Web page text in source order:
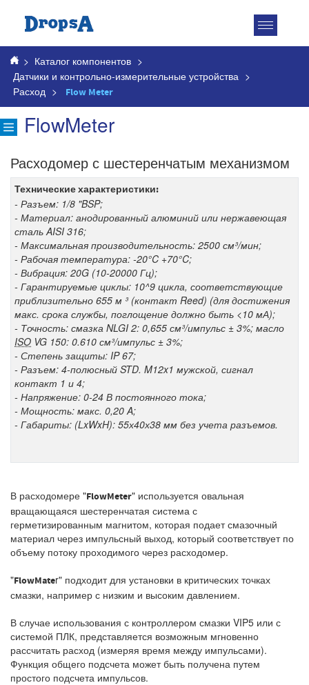
Toggle
> Каталог компонентов >
Датчики и контрольно-измерительные устройства >
Расход > Flow Meter
FlowMeter
Расходомер с шестеренчатым механизмом
Технические характеристики:
- Разъем: 1/8 "BSP;
- Материал: анодированный алюминий или нержавеющая
сталь AISI 316;
- Максимальная производительность: 2500 см³/мин;
- Рабочая температура: -20°C +70°C;
- Вибрация: 20G (10-20000 Гц);
- Гарантируемые циклы: 10^9 цикла, соответствующие
приблизительно 655 м ³ (контакт Reed) (для достижения
макс. срока службы, поглощение должно быть <10 мА);
- Точность: смазка NLGI 2: 0,655 см³/импульс ± 3%; масло
ISO VG 150: 0.610 см³/импульс ± 3%;
- Степень защиты: IP 67;
- Разъем: 4-полюсный STD. M12x1 мужской, сигнал
контакт 1 и 4;
- Напряжение: 0-24 В постоянного тока;
- Мощность: макс. 0,20 A;
- Габариты: (LxWxH): 55х40х38 мм без учета разъемов.
В расходомере "FlowMeter" используется овальная
вращающаяся шестеренчатая система с
герметизированным магнитом, которая подает смазочный
материал через импульсный выход, который соответствует по
объему потоку проходимого через расходомер.
"FlowMater" подходит для установки в критических точках
смазки, например с низким и высоким давлением.
В случае использования с контроллером смазки VIP5 или с
системой ПЛК, представляется возможным мгновенно
рассчитать расход (измеряя время между импульсами).
Функция общего подсчета может быть получена путем
простого подсчета импульсов.